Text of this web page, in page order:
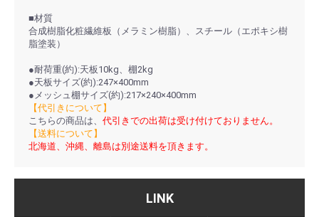
■材質
合成樹脂化粧繊維板（メラミン樹脂）、スチール（エポキシ樹
脂塗装）
●耐荷重(約):天板10kg、棚2kg
●天板サイズ(約):247×400mm
●メッシュ棚サイズ(約):217×240×400mm
【代引きについて】
こちらの商品は、 代引きでの出荷は受け付けておりません。
【送料について】
北海道、沖縄、離島は別途送料を頂きます。
LINK